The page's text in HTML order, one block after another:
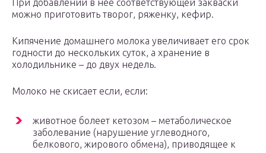
При добавлении в нее соответствующей закваски
можно приготовить творог, ряженку, кефир.
Кипячение домашнего молока увеличивает его срок
годности до нескольких суток, а хранение в
холодильнике – до двух недель.
Молоко не скисает если, если:
животное болеет кетозом – метаболическое
заболевание (нарушение углеводного,
белкового, жирового обмена), приводящее к